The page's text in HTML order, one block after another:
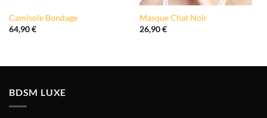
Camisole Bondage
64,90€
Masque Chat Noir
26,90€
BDSM LUXE